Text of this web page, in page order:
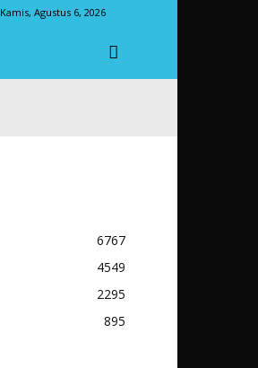
Kamis, Agustus 6, 2026
6767
4549
2295
895